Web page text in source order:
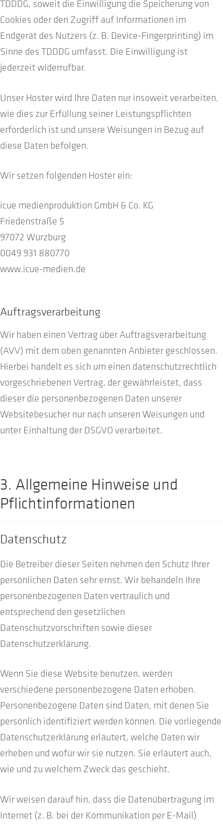
TDDDG, soweit die Einwilligung die Speicherung von
Cookies oder den Zugriff auf Informationen im
Endgerät des Nutzers (z. B. Device-Fingerprinting) im
Sinne des TDDDG umfasst. Die Einwilligung ist
jederzeit widerrufbar.
Unser Hoster wird Ihre Daten nur insoweit verarbeiten,
wie dies zur Erfüllung seiner Leistungspflichten
erforderlich ist und unsere Weisungen in Bezug auf
diese Daten befolgen.
Wir setzen folgenden Hoster ein:
icue medienproduktion GmbH & Co. KG
Friedenstraße 5
97072 Würzburg
0049 931 880770
www.icue-medien.de
Auftragsverarbeitung
Wir haben einen Vertrag über Auftragsverarbeitung
(AVV) mit dem oben genannten Anbieter geschlossen.
Hierbei handelt es sich um einen datenschutzrechtlich
vorgeschriebenen Vertrag, der gewährleistet, dass
dieser die personenbezogenen Daten unserer
Websitebesucher nur nach unseren Weisungen und
unter Einhaltung der DSGVO verarbeitet.
3. Allgemeine Hinweise und
Pflicht­informationen
Datenschutz
Die Betreiber dieser Seiten nehmen den Schutz Ihrer
persönlichen Daten sehr ernst. Wir behandeln Ihre
personenbezogenen Daten vertraulich und
entsprechend den gesetzlichen
Datenschutzvorschriften sowie dieser
Datenschutzerklärung.
Wenn Sie diese Website benutzen, werden
verschiedene personenbezogene Daten erhoben.
Personenbezogene Daten sind Daten, mit denen Sie
persönlich identifiziert werden können. Die vorliegende
Datenschutzerklärung erläutert, welche Daten wir
erheben und wofür wir sie nutzen. Sie erläutert auch,
wie und zu welchem Zweck das geschieht.
Wir weisen darauf hin, dass die Datenübertragung im
Internet (z. B. bei der Kommunikation per E-Mail)